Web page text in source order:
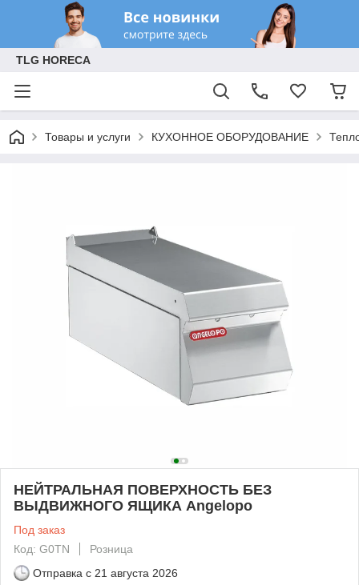
TLG HORECA
Товары и услуги КУХОННОЕ ОБОРУДОВАНИЕ
НЕЙТРАЛЬНАЯ ПОВЕРХНОСТЬ БЕЗ
ВЫДВИЖНОГО ЯЩИКА Angelopo
Под заказ
Код: G0TN
Розница
Отправка с 21 августа 2026